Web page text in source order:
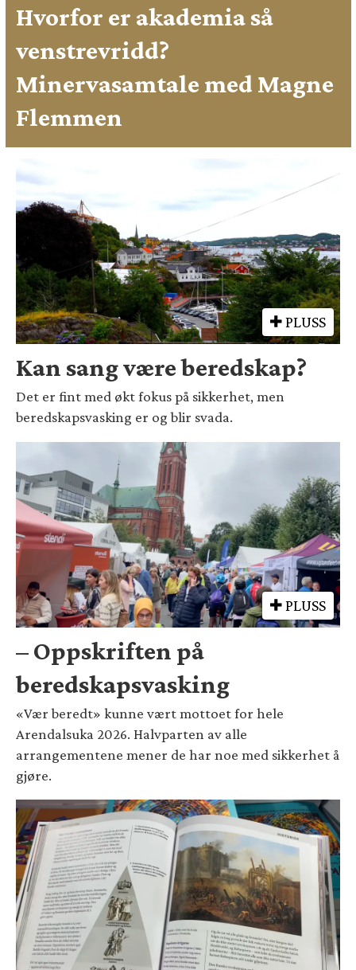
Hvorfor er akademia så
venstrevridd?
Minervasamtale med Magne
Flemmen
PLUSS
Kan sang være beredskap?
Det er fint med økt fokus på sikkerhet, men
beredskapsvasking er og blir svada.
PLUSS
– Oppskriften på
beredskapsvasking
«Vær beredt» kunne vært mottoet for hele
Arendalsuka 2026. Halvparten av alle
arrangementene mener de har noe med sikkerhet å
gjøre.